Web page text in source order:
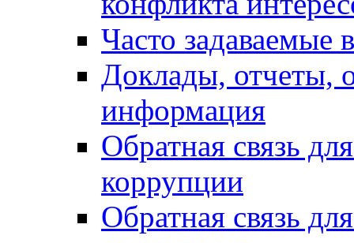
Часто задаваемые
Доклады, отчеты,
информация
Обратная связь
коррупции
Обратная связь